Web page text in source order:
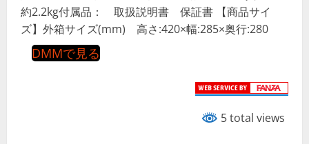
約2.2kg付属品： 取扱説明書 保証書 【商品サイ
ズ】外箱サイズ(mm) 高さ:420×幅:285×奥行:280
DMMで見る
5 total views